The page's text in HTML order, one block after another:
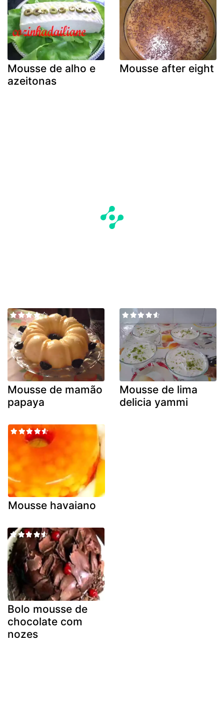
Mousse de alho e
azeitonas
Mousse after eight
Mousse de mamão
papaya
Mousse de lima
delicia yammi
Mousse havaiano
Bolo mousse de
chocolate com
nozes